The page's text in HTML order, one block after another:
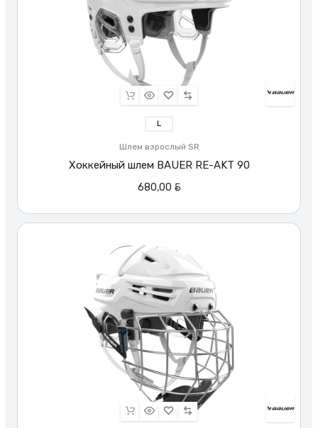
L
Шлем взрослый SR
Хоккейный шлем BAUER RE-AKT 90
680,00 BYN